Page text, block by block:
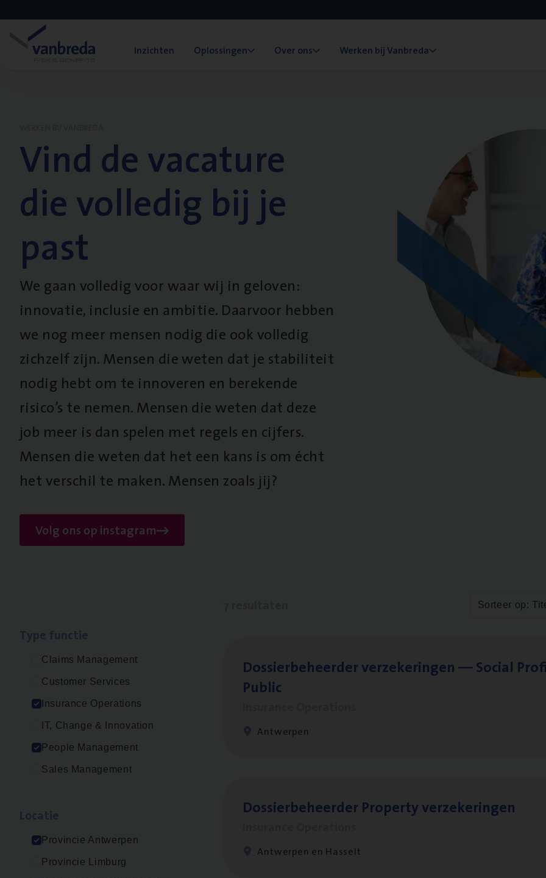
Inzichten Oplossingen Over ons Werken bij Vanbreda
Vind de vacature
die volledig bij je
past
We gaan volledig voor waar wij in geloven:
innovatie, inclusie en ambitie. Daarvoor hebben
we nog meer mensen nodig die ook volledig
zichzelf zijn. Mensen die weten dat je stabiliteit
nodig hebt om te innoveren en berekende
risico’s te nemen. Mensen die weten dat deze
job meer is dan spelen met regels en cijfers.
Mensen die weten dat het een kans is om écht
het verschil te maken. Mensen zoals jij?
Volg ons op instagram
Claims Management
Customer Services
Insurance Operations
IT, Change & Innovation
People Management
Sales Management
Provincie Antwerpen
Provincie Limburg
Sorteer op:
Dos­sier­be­heer­der ver­ze­ke­rin­gen — Soci­al
Public
Antwerpen
Dos­sier­be­heer­der Pro­per­ty verzekeringen
Antwerpen en Hasselt